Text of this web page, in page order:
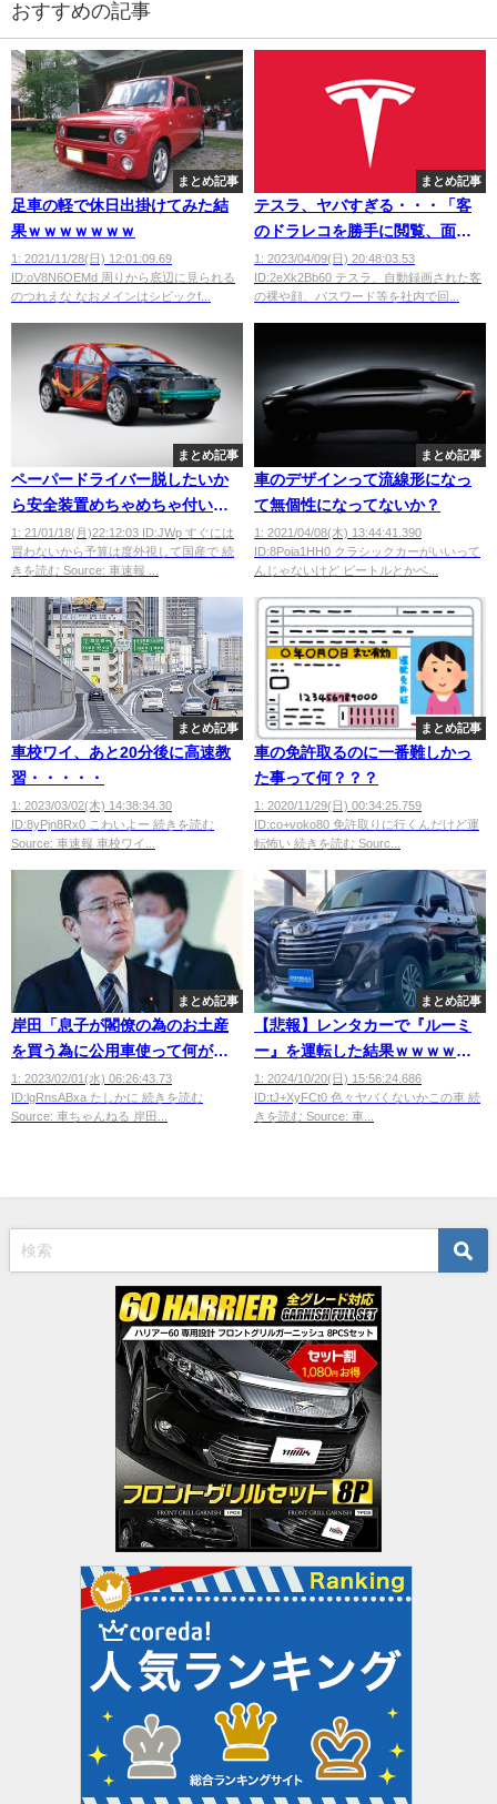
おすすめの記事
まとめ記事
足車の軽で休日出掛けてみた結
果ｗｗｗｗｗｗｗ
1: 2021/11/28(日) 12:01:09.69
ID:oV8N6OEMd 周りから底辺に見られる
のつれえな なおメインはシビックf...
まとめ記事
テスラ、ヤバすぎる・・・「客
のドラレコを勝手に閲覧、面白
い録画は社内シェア、面白MAD
作者は昇進」
1: 2023/04/09(日) 20:48:03.53
ID:2eXk2Bb60 テスラ、自動録画された客
の裸や顔、パスワード等を社内で回...
まとめ記事
ペーパードライバー脱したいか
ら安全装置めちゃめちゃ付いて
る車教えてくれ！！
1: 21/01/18(月)22:12:03 ID:JWp すぐには
買わないから予算は度外視して国産で 続
きを読む Source: 車速報 ...
まとめ記事
車のデザインって流線形になっ
て無個性になってないか？
1: 2021/04/08(木) 13:44:41.390
ID:8Poia1HH0 クラシックカーがいいって
んじゃないけど ビートルとかベ...
まとめ記事
車校ワイ、あと20分後に高速教
習・・・・・
1: 2023/03/02(木) 14:38:34.30
ID:8yPjn8Rx0 こわいよー 続きを読む
Source: 車速報 車校ワイ...
まとめ記事
車の免許取るのに一番難しかっ
た事って何？？？
1: 2020/11/29(日) 00:34:25.759
ID:co+voko80 免許取りに行くんだけど運
転怖い 続きを読む Sourc...
まとめ記事
岸田「息子が閣僚の為のお土産
を買う為に公用車使って何が悪
い！！優しい息子だろ！！」
1: 2023/02/01(水) 06:26:43.73
ID:lgRnsABxa たしかに 続きを読む
Source: 車ちゃんねる 岸田...
まとめ記事
【悲報】レンタカーで『ルーミ
ー』を運転した結果ｗｗｗｗｗ
ｗ
1: 2024/10/20(日) 15:56:24.686
ID:tJ+XyFCt0 色々ヤバくないかこの車 続
きを読む Source: 車...